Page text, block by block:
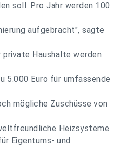
soll. Pro Jahr werden 100
aufgebracht", sagte
Haushalte werden
5.000 Euro für umfassende
mögliche Zuschüsse von
Heizsysteme.
Eigentums- und